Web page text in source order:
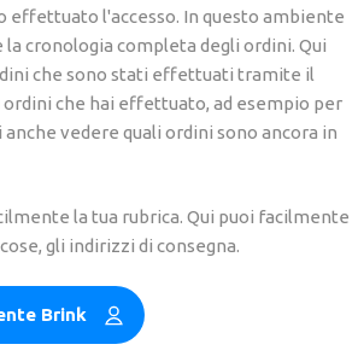
effettuato l'accesso. In questo ambiente
cronologia completa degli ordini. Qui
che sono stati effettuati tramite il
ordini che hai effettuato, ad esempio per
vedere quali ordini sono ancora in
la tua rubrica. Qui puoi facilmente
gli indirizzi di consegna.
Brink